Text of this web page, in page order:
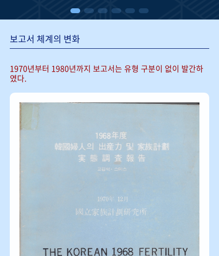
보고서 체계의 변화
1970년부터 1980년까지 보고서는 유형 구분이 없이 발간하
였다.